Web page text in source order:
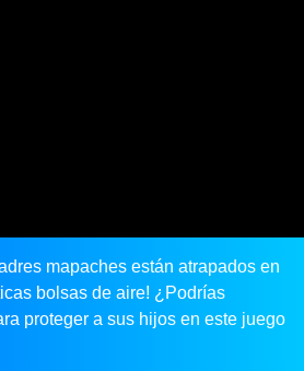
mapaches están atrapados en
bolsas de aire! ¿Podrías
proteger a sus hijos en este juego